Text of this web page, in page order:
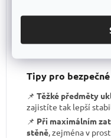
S TRESTLESsi
záruku kvality a
Tipy pro
📌 Těžké předměty
zajistíte tak lepší
📌 Při maximálním
stěně, zejména v